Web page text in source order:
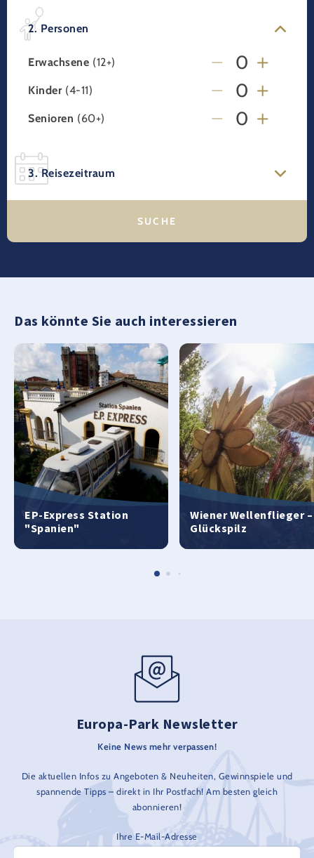
2. Personen
Erwachsene (12+)
Kinder (4-11)
Senioren (60+)
3. Reisezeitraum
Das könnte Sie auch interessieren
EP-Express Station
"Spanien"
Wiener Wellenflieger –
Glückspilz
Europa-Park Newsletter
Keine News mehr verpassen!
Die aktuellen Infos zu Angeboten & Neuheiten, Gewinnspiele und
spannende Tipps – direkt in Ihr Postfach! Am besten gleich
abonnieren!
Ihre E-Mail-Adresse